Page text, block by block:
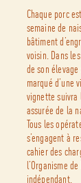
Chaque porc
semaine de
bâtiment
voisin. Dans
de son
marqué
vignette suivra
assurée de la
Tous les
s’engagent à
cahier des
l’Organisme
indépendant.